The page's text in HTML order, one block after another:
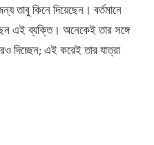
তাবু কিনে দিয়েছেন। বর্তমানে
এই ব্যক্তি। অনেকেই তার সঙ্গে
দিচ্ছেন; এই করেই তার যাত্রা